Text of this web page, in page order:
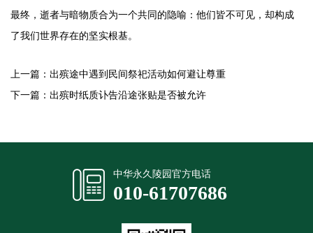
最终，逝者与暗物质合为一个共同的隐喻：他们皆不可见，却构成
了我们世界存在的坚实根基。
上一篇： 出殡途中遇到民间祭祀活动如何避让尊重
下一篇： 出殡时纸质讣告沿途张贴是否被允许
中华永久陵园官方电话
010-61707686